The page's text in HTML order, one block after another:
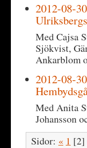
2012-08-
Med Cajsa
Sjökvist,
Ankarblom
2012-08-
Med Anita
Johansson
Sidor: « 1 [2]